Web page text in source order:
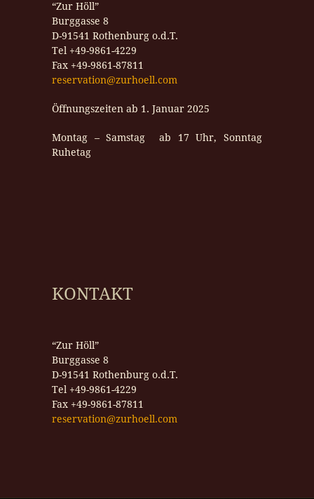
“Zur Höll”
Burggasse 8
D-91541 Rothenburg o.d.T.
Tel +49-9861-4229
Fax +49-9861-87811
reservation@zurhoell.com
Öffnungszeiten ab 1. Januar 2025
Montag – Samstag ab 17 Uhr, Sonntag
Ruhetag
KONTAKT
“Zur Höll”
Burggasse 8
D-91541 Rothenburg o.d.T.
Tel +49-9861-4229
Fax +49-9861-87811
reservation@zurhoell.com